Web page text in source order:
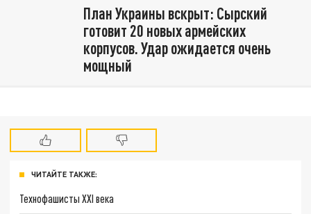
План Украины вскрыт: Сырский
готовит 20 новых армейских
корпусов. Удар ожидается очень
мощный
ЧИТАЙТЕ ТАКЖЕ:
Технофашисты XXI века